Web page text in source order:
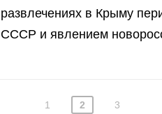
развлечениях в Крыму
СССР и явлением
1 2 3